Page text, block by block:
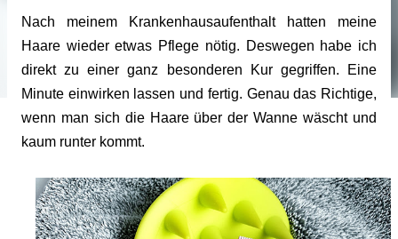
Nach meinem Krankenhausaufenthalt hatten meine
Haare wieder etwas Pflege nötig. Deswegen habe ich
direkt zu einer ganz besonderen Kur gegriffen. Eine
Minute einwirken lassen und fertig. Genau das Richtige,
wenn man sich die Haare über der Wanne wäscht und
kaum runter kommt.